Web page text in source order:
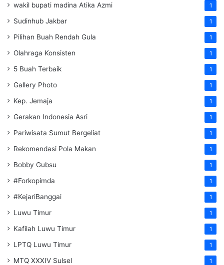
wakil bupati madina Atika Azmi 1
Sudinhub Jakbar 1
Pilihan Buah Rendah Gula 1
Olahraga Konsisten 1
5 Buah Terbaik 1
Gallery Photo 1
Kep. Jemaja 1
Gerakan Indonesia Asri 1
Pariwisata Sumut Bergeliat 1
Rekomendasi Pola Makan 1
Bobby Gubsu 1
#Forkopimda 1
#KejariBanggai 1
Luwu Timur 1
Kafilah Luwu Timur 1
LPTQ Luwu Timur 1
MTQ XXXIV Sulsel 1